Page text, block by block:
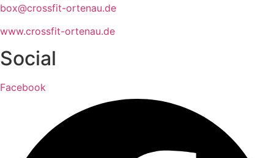
box@crossfit-ortenau.de
www.crossfit-ortenau.de
Social
Facebook